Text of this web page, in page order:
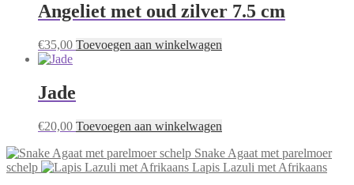
Angeliet met oud zilver 7.5 cm
€35,00 Toevoegen aan winkelwagen
Jade
€20,00 Toevoegen aan winkelwagen
Snake Agaat met parelmoer
schelp
Lapis Lazuli met Afrikaans